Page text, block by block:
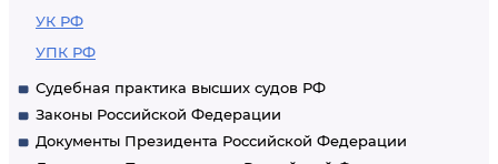
УК РФ
УПК РФ
Судебная практика высших судов РФ
Законы Российской Федерации
Документы Президента Российской Федерации